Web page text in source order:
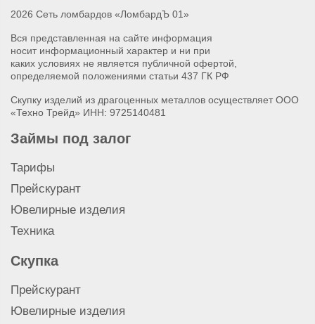
2026 Сеть ломбардов «ЛомбардЪ 01»
Вся представленная на сайте информация
носит информационный характер и ни при
каких условиях не является публичной офертой,
определяемой положениями статьи 437 ГК РФ
Скупку изделий из драгоценных металлов осуществляет ООО
«Техно Трейд» ИНН: 9725140481
Займы под залог
Тарифы
Прейскурант
Ювелирные изделия
Техника
Скупка
Прейскурант
Ювелирные изделия